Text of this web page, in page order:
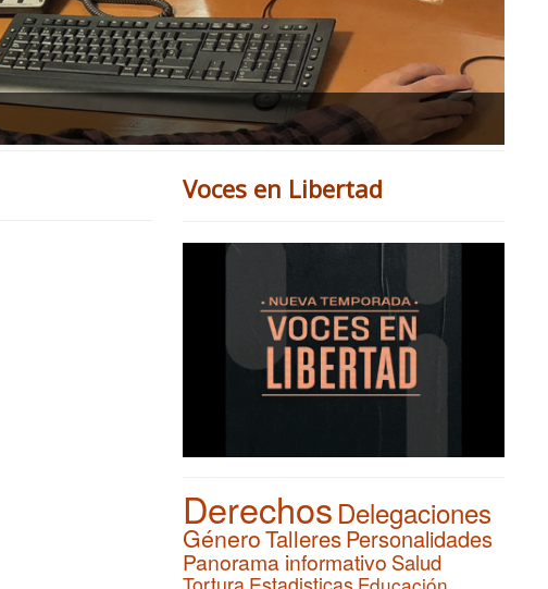
Voces en Libertad
Derechos Delegaciones
GéneroTalleresPersonalidades
Panorama informativo Salud